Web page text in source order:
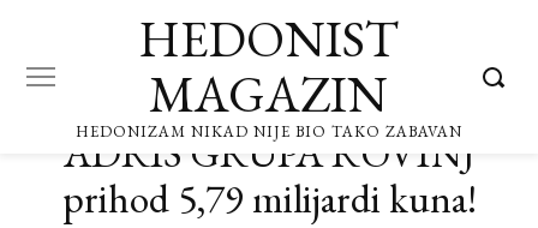
HEDONIST
MAGAZIN
HEDONIZAM NIKAD NIJE BIO TAKO ZABAVAN
ADRIS GRUPA ROVINJ
prihod 5,79 milijardi kuna!